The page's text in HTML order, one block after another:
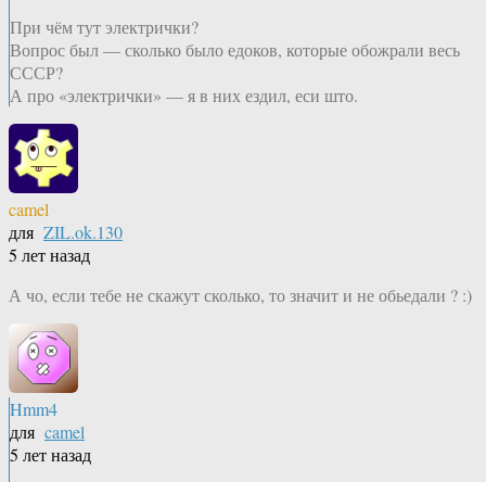
При чём тут электрички?
Вопрос был — сколько было едоков, которые обожрали весь
СССР?
А про «электрички» — я в них ездил, еси што.
camel
для ZIL.ok.130
5 лет назад
А чо, если тебе не скажут сколько, то значит и не обьедали ? :)
Hmm4
для camel
5 лет назад